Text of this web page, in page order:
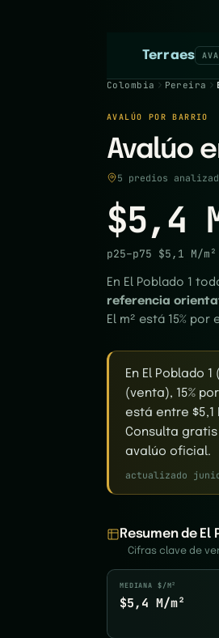
Terraes
Colombia Pereira
AVALÚO POR BARRIO
Avalúo
5 predios
$5,4
p25–p75 $5,1 M/m²
En El Poblado 1
referencia
El m² está 15%
En El Poblado
(venta), 15%
está entre $5,1
Consulta
avalúo oficial.
actualizado
Resumen de El
Cifras clave de
MEDIANA $/M²
$5,4 M/m²